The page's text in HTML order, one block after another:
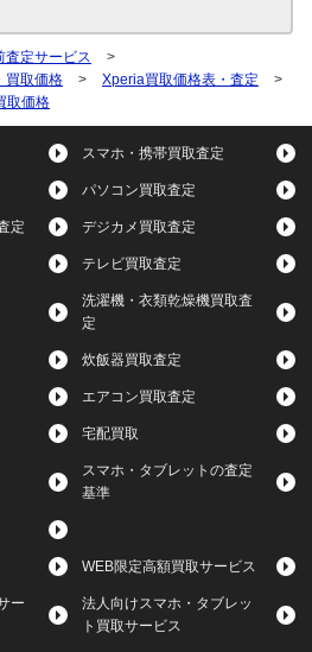
査定サービス
>
買取価格
> Xperia買取価格表・査定
>
取価格
スマホ・携帯買取査定
パソコン買取査定
定 デジカメ買取査定
テレビ買取査定
洗濯機・衣類乾燥機買取査
定
炊飯器買取査定
エアコン買取査定
宅配買取
スマホ・タブレットの査定
基準
WEB限定高額買取サービス
ー
法人向けスマホ・タブレッ
ト買取サービス